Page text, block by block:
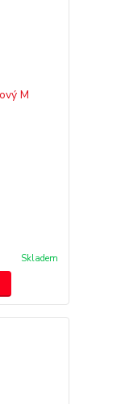
Skladem